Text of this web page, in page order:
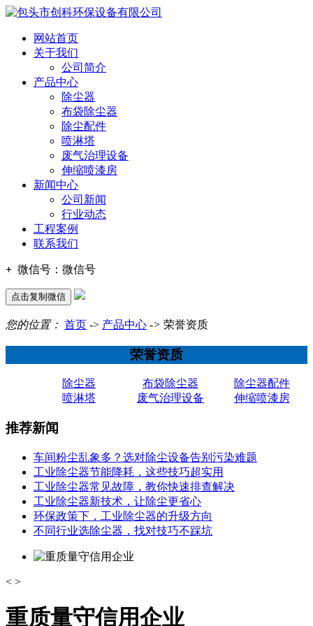
网站首页
关于我们
公司简介
产品中心
除尘器
布袋除尘器
除尘配件
喷淋塔
废气治理设备
伸缩喷漆房
新闻中心
公司新闻
行业动态
工程案例
联系我们
+ 微信号： 微信号
点击复制微信
您的位置： 首页 -> 产品中心 -> 荣誉资质
荣誉资质
除尘器 布袋除尘器
除尘器配件
喷淋塔
废气治理设备 伸缩喷漆房
推荐新闻
车间粉尘乱象多？选对除尘设备告别污染难题
工业除尘器节能降耗，这些技巧超实用
工业除尘器常见故障，教你快速排查解决
工业除尘器新技术，让除尘更省心
环保政策下，工业除尘器的升级方向
不同行业选除尘器，找对技巧不踩坑
< >
重质量守信用企业